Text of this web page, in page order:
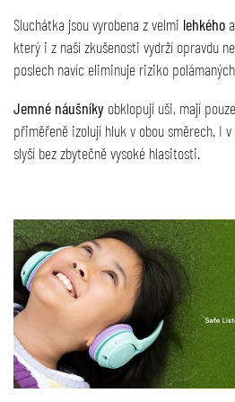
Sluchátka jsou vyrobena z velmi lehkého
který i z naší zkušenosti vydrží opravdu
poslech navíc eliminuje riziko
Jemné náušníkyobklopují uši, mají
přiměřeně izolují hluk v obou směrech. I
slyší bez zbytečně vysoké hlasitosti.